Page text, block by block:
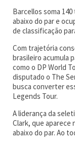
Barcellos soma
abaixo do par e
de classificação
Com trajetória
brasileiro acumula
como o DP World
disputado o The
busca converter
Legends Tour.
A liderança da
Clark, que aparece
abaixo do par. Ao